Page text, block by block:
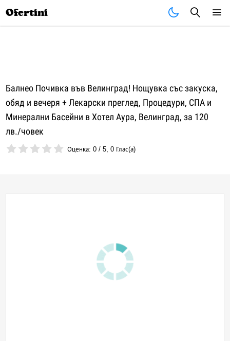
Ofertini
Балнео Почивка във Велинград! Нощувка със закуска,
обяд и вечеря + Лекарски преглед, Процедури, СПА и
Минерални Басейни в Хотел Аура, Велинград, за 120
лв./човек
Оценка:0 /5,0 Глас(а)